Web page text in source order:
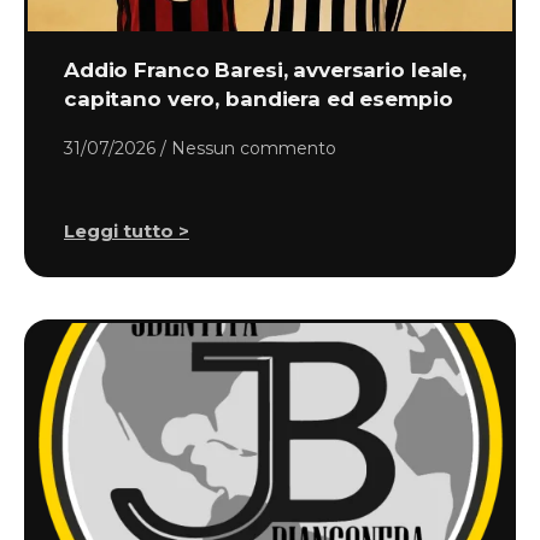
Addio Franco Baresi, avversario leale,
capitano vero, bandiera ed esempio
31/07/2026 Nessun commento
Leggi tutto >